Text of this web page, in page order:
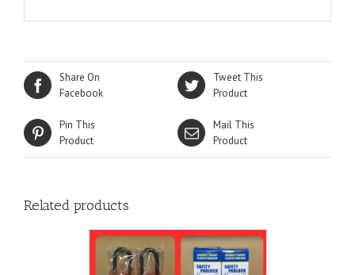
Share On
Facebook
Tweet This
Product
Pin This
Product
Mail This
Product
Related products